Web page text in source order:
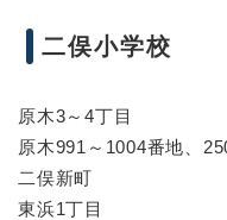
二俣小学校
原木3～4丁目
原木991～1004番地、
二俣新町
東浜1丁目